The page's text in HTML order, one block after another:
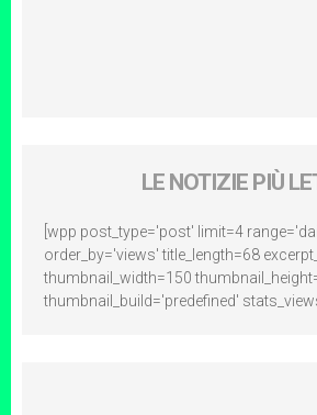
LE NOTIZIE PIÙ
[wpp post_type='post' limit=4
order_by='views' title_length=68
thumbnail_width=150
thumbnail_build='predefined'